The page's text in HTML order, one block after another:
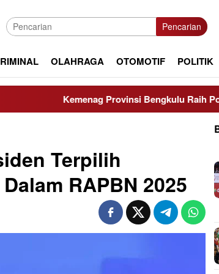
Pencarian
OLAHRAGA OTOMOTIF POLITIK
Kemenag Provinsi Bengkulu Raih Popular
Terpilih
RAPBN 2025